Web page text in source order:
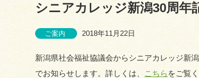
シニアカレッジ新潟30周年
ご案内 2018年11月22日
新潟県社会福祉協議会からシニアカレッジ新
でお知らせします。詳しくは、
こちら をご覧